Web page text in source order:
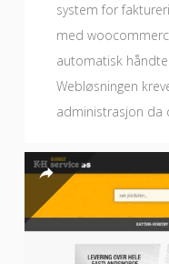
system for
med
automatisk
Webløsningen
administrasjon da